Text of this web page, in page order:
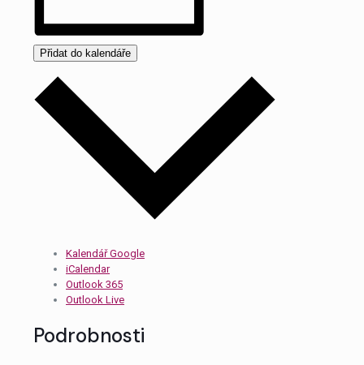
Přidat do kalendáře
Kalendář Google
iCalendar
Outlook 365
Outlook Live
Podrobnosti